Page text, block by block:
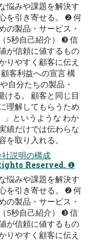
悩みや課題を解決す
を引き寄せる。 ❷ 何
の製品・サービス・
5秒⾃⼰紹介） ❸ 信
が信頼に値するもの
りやすく顧客に伝え
客利益への宣⾔ 構
⾃分たちの製品・
ける。 顧客と同じ⽬
理解してもらうため
というような わか
績だけでは伝わらな
を取り⼊れる。
説明の構成
Reserved. ❶
悩みや課題を解決す
を引き寄せる。 ❷ 何
の製品・サービス・
5秒⾃⼰紹介） ❸ 信
が信頼に値するもの
りやすく顧客に伝え